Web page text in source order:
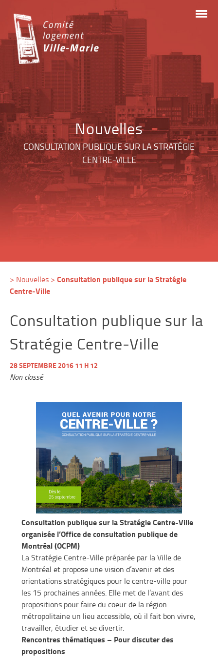
content
Nouvelles
CONSULTATION PUBLIQUE SUR LA STRATÉGIE
CENTRE-VILLE
> Nouvelles >Consultation publique sur la Stratégie
Centre-Ville
Consultation publique sur la
Stratégie Centre-Ville
28 SEPTEMBRE 2016 11 H 12
Non classé
Consultation publique sur la Stratégie Centre-Ville
organisée l’Office de consultation publique de
Montréal (OCPM)
La Stratégie Centre-Ville préparée par la Ville de
Montréal et propose une vision d’avenir et des
orientations stratégiques pour le centre-ville pour
les 15 prochaines années. Elle met de l’avant des
propositions pour faire du coeur de la région
métropolitaine un lieu accessible, où il fait bon vivre,
travailler, étudier et se divertir.
Rencontres thématiques – Pour discuter des
propositions